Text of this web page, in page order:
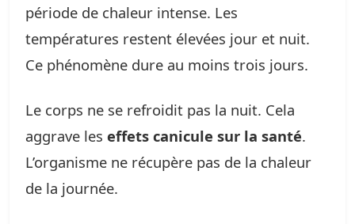
période de chaleur intense. Les
températures restent élevées jour et nuit.
Ce phénomène dure au moins trois jours.
Le corps ne se refroidit pas la nuit. Cela
aggrave les effets canicule sur la santé.
L’organisme ne récupère pas de la chaleur
de la journée.